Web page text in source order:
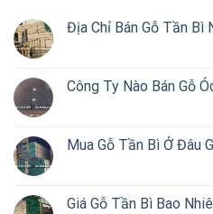
Địa Chỉ Bán Gỗ Tần Bì
Công Ty Nào Bán Gỗ
Mua Gỗ Tần Bì Ở Đâu
Giá Gỗ Tần Bì Bao